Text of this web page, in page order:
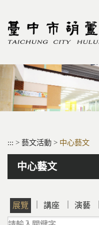
區
::: > 藝文活動 > 中心藝文
中心藝文
展覽 講座 演藝
請輸入關鍵字